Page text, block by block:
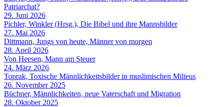
Patriarchat?
29. Juni 2026
Pichler, Winkler (Hrsg.), Die Bibel und ihre Mannsbilder
27. Mai 2026
Dittmann, Jungs von heute, Männer von morgen
28. April 2026
Von Heesen, Mann am Steuer
24. März 2026
Toprak, Toxische Männlichkeitsbilder in muslimischen Milieus
26. November 2025
Büchner, Männlichkeiten, neue Vaterschaft und Migration
28. Oktober 2025